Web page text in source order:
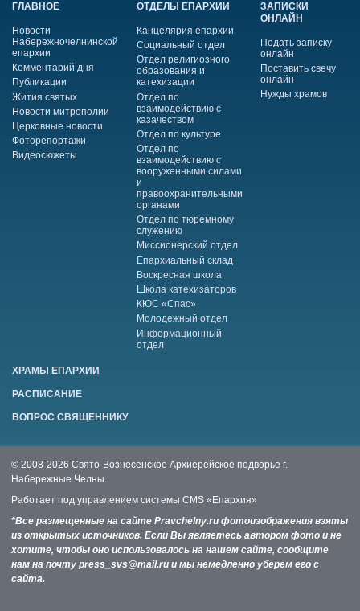
ГЛАВНОЕ
Новости
Набережночелнинской
епархии
Комментарий дня
Публикации
Жития святых
Новости митрополии
Церковные новости
Фоторепортажи
Видеосюжеты
ОТДЕЛЫ ЕПАРХИИ
Канцелярия епархии
Социальный отдел
Отдел религиозного
образования и
катехизации
Отдел по
взаимодействию с
казачеством
Отдел по культуре
Отдел по
взаимодействию с
вооруженными силами
и
правоохранительными
органами
Отдел по тюремному
служению
Миссионерский отдел
Епархиальный склад
Воскресная школа
Школа катехизаторов
КЮС «Спас»
Молодежный отдел
Информационный
отдел
ЗАПИСКИ
ОНЛАЙН
Подать записку
онлайн
Поставить свечу
онлайн
Нужды храмов
ХРАМЫ ЕПАРХИИ
РАСПИСАНИЕ
ВОПРОС СВЯЩЕННИКУ
© 2008-2026 Свято-Вознесенское Архиерейское подворье г.
Набережные Челны.
Работает под управлением системы CMS «Епархия»
*Все размещенные на сайте Pravchelny.ru фотоизображения взяты
из открытых источников. Если Вы являетесь автором фото и не
хотите, чтобы оно использовалось на нашем сайте, сообщите
нам на почту press_svs@mail.ru и мы немедленно уберем его с
сайта.